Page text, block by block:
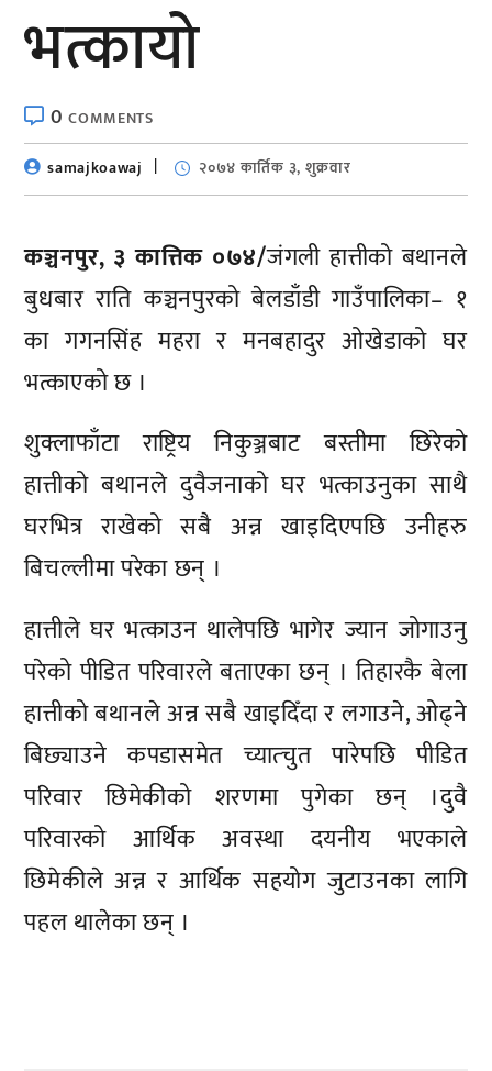
भत्कायो
0COMMENTS
samajkoawaj
२०७४ कार्तिक ३, शुक्रवार
कञ्चनपुर, ३ कात्तिक ०७४/जंगली हात्तीको बथानले
बुधबार राति कञ्चनपुरको बेलडाँडी गाउँपालिका– १
का गगनसिंह महरा र मनबहादुर ओखेडाको घर
भत्काएको छ ।
शुक्लाफाँटा राष्ट्रिय निकुञ्जबाट बस्तीमा छिरेको
हात्तीको बथानले दुवैजनाको घर भत्काउनुका साथै
घरभित्र राखेको सबै अन्न खाइदिएपछि उनीहरु
बिचल्लीमा परेका छन् ।
हात्तीले घर भत्काउन थालेपछि भागेर ज्यान जोगाउनु
परेको पीडित परिवारले बताएका छन् । तिहारकै बेला
हात्तीको बथानले अन्न सबै खाइदिँदा र लगाउने, ओढ्ने
बिछ्याउने कपडासमेत च्यात्चुत पारेपछि पीडित
परिवार छिमेकीको शरणमा पुगेका छन् ।दुवै
परिवारको आर्थिक अवस्था दयनीय भएकाले
छिमेकीले अन्न र आर्थिक सहयोग जुटाउनका लागि
पहल थालेका छन् ।